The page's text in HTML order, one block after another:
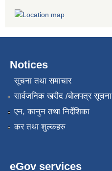
Notices
सूचना तथा समाचार
सार्वजनिक खरीद /बोलपत्र सूचना
एन, कानुन तथा निर्देशिका
कर तथा शुल्कहरु
eGov services